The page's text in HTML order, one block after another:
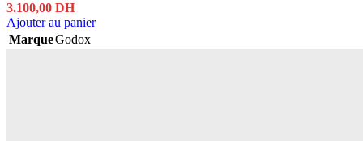
3.100,00 DH
Ajouter au panier
MarqueGodox